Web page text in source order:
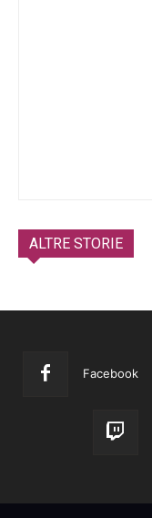
ALTRE STORIE
Facebook